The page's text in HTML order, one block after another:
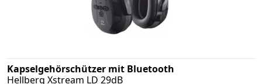
Kapselgehörschützer mit Bluetooth
Hellberg Xstream LD 29dB